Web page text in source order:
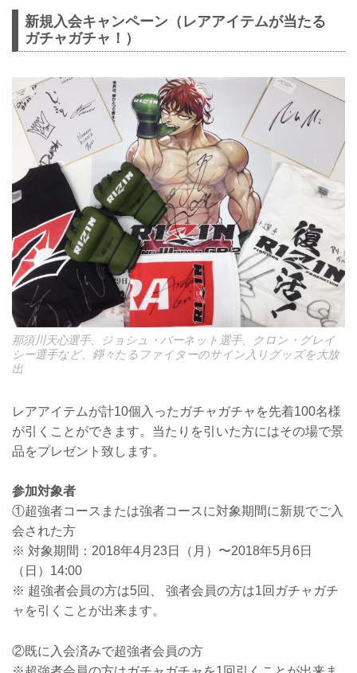
新規入会キャンペーン（レアアイテムが当たる
ガチャガチャ！）
那須川天心選手、ジョシュ・バーネット選手、クロン・グレイ
シー選手など、錚々たるファイターのサイン入りグッズを大放
出
レアアイテムが計10個入ったガチャガチャを先着100名様
が引くことができます。当たりを引いた方にはその場で景
品をプレゼント致します。
参加対象者
①超強者コースまたは強者コースに対象期間に新規でご入
会された方
※ 対象期間：2018年4月23日（月）〜2018年5月6日
（日）14:00
※ 超強者会員の方は5回、 強者会員の方は1回ガチャガチ
ャを引くことが出来ます。
②既に入会済みで超強者会員の方